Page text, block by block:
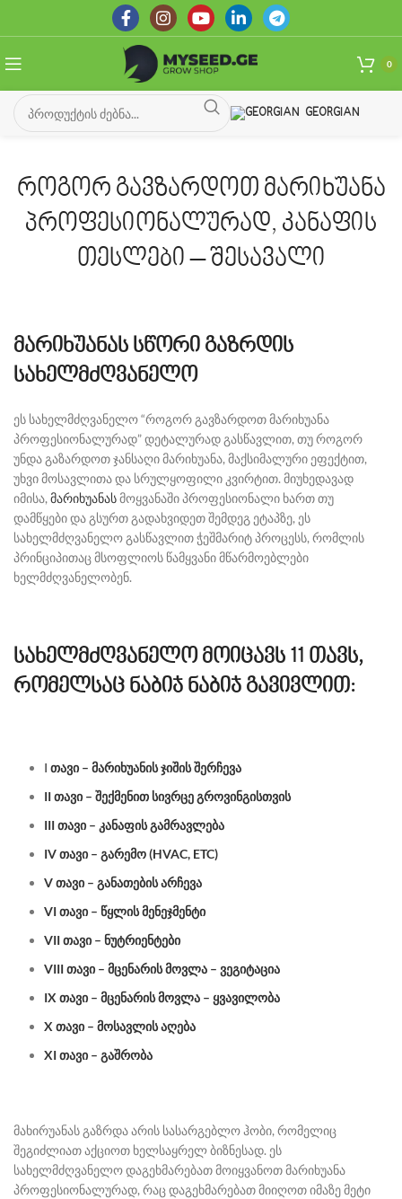
0
GEORGIAN
როგორ გავზარდოთ მარიხუანა
პროფესიონალურად, კანაფის
თესლები – შესავალი
მარიხუანას სწორი გაზრდის
სახელმძღვანელო
ეს სახელმძღვანელო “როგორ გავზარდოთ მარიხუანა
პროფესიონალურად” დეტალურად გასწავლით, თუ როგორ
უნდა გაზარდოთ ჯანსაღი მარიხუანა, მაქსიმალური ეფექტით,
უხვი მოსავლითა და სრულყოფილი კვირტით. მიუხედავად
იმისა, მარიხუანასმოყვანაში პროფესიონალი ხართ თუ
დამწყები და გსურთ გადახვიდეთ შემდეგ ეტაპზე, ეს
სახელმძღვანელო გასწავლით ჭეშმარიტ პროცესს, რომლის
პრინციპითაც მსოფლიოს წამყვანი მწარმოებლები
ხელმძღვანელობენ.
სახელმძღვანელო მოიცავს 11 თავს,
რომელსაც ნაბიჯ ნაბიჯ გავივლით:
I თავი – მარიხუანის ჯიშის შერჩევა
II თავი – შექმენით სივრცე გროვინგისთვის
III თავი – კანაფის გამრავლება
IV თავი – გარემო (HVAC, ETC)
V თავი – განათების არჩევა
VI თავი – წყლის მენეჯმენტი
VII თავი – ნუტრიენტები
VIII თავი – მცენარის მოვლა – ვეგიტაცია
IX თავი – მცენარის მოვლა – ყვავილობა
X თავი – მოსავლის აღება
XI თავი – გაშრობა
მახირუანას გაზრდა არის სასარგებლო ჰობი, რომელიც
შეგიძლიათ აქციოთ ხელსაყრელ ბიზნესად. ეს
სახელმძღვანელო დაგეხმარებათ მოიყვანოთ მარიხუანა
პროფესიონალურად, რაც დაგეხმარებათ მიიღოთ იმაზე მეტი